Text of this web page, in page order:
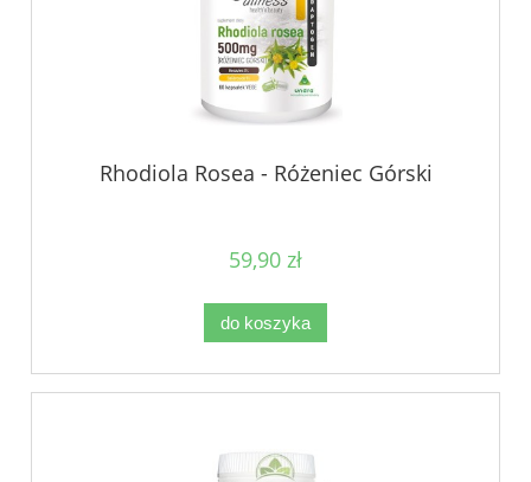
Rhodiola Rosea - Różeniec Górski
59,90 zł
do koszyka